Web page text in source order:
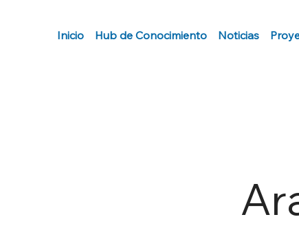
Inicio Hub de Conocimiento Noticias